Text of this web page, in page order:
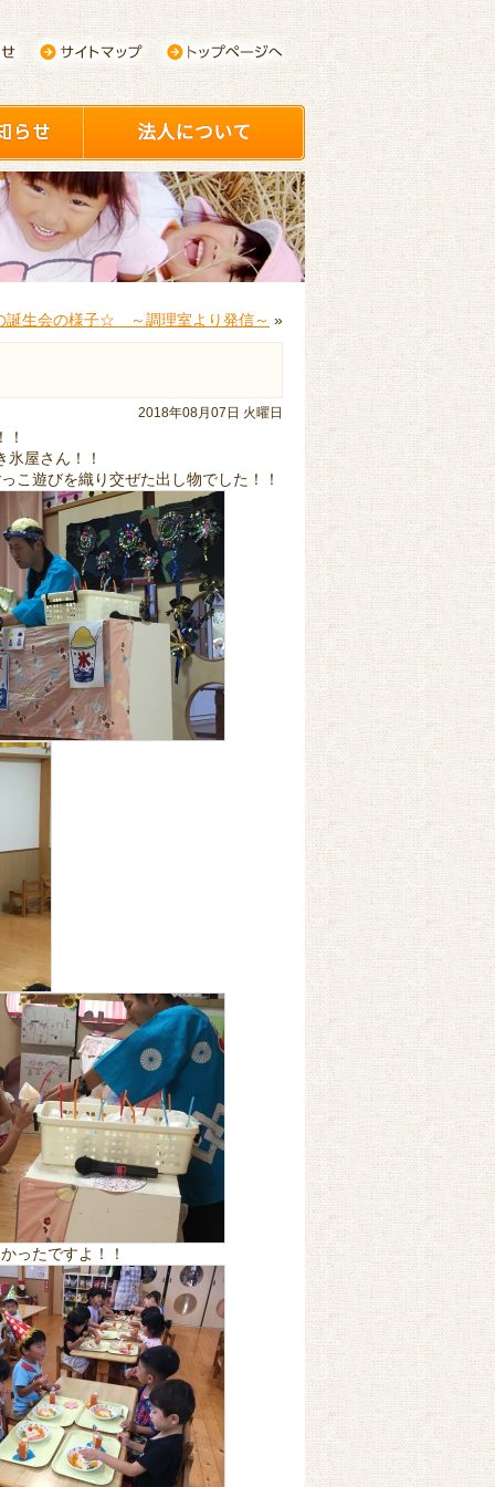
生会の様子☆ ～調理室より発信～ »
2018年08月07日 火曜日
屋さん！！
こ遊びを織り交ぜた出し物でした！！
ったですよ！！